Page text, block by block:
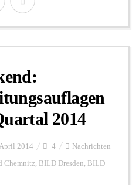
2014
2014 4 Nachrichten
Chemnitz, BILD Dresden, BILD